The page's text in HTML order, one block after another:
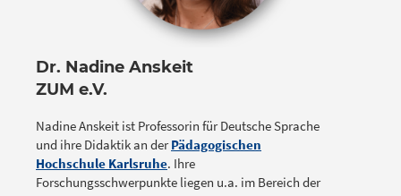
Dr. Nadine Anskeit
ZUM e.V.
Nadine Anskeit ist Professorin für Deutsche Sprache
und ihre Didaktik an derPädagogischen
Hochschule Karlsruhe. Ihre
Forschungsschwerpunkte liegen u.a. im Bereich der